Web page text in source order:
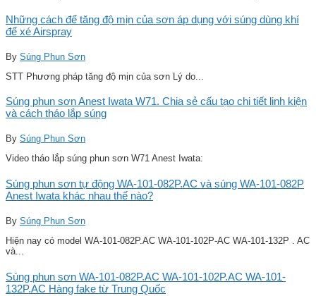
Những cách để tăng độ mịn của sơn áp dụng với súng dùng khí
để xé Airspray
By Súng Phun Sơn
STT Phương pháp tăng độ mịn của sơn Lý do...
Súng phun sơn Anest Iwata W71. Chia sẻ cấu tạo chi tiết linh kiện
và cách tháo lắp súng
By Súng Phun Sơn
Video tháo lắp súng phun sơn W71 Anest Iwata:
Súng phun sơn tự động WA-101-082P.AC và súng WA-101-082P
Anest Iwata khác nhau thế nào?
By Súng Phun Sơn
Hiện nay có model WA-101-082P.AC WA-101-102P-AC WA-101-132P . AC
và...
Súng phun sơn WA-101-082P.AC WA-101-102P.AC WA-101-
132P.AC Hàng fake từ Trung Quốc